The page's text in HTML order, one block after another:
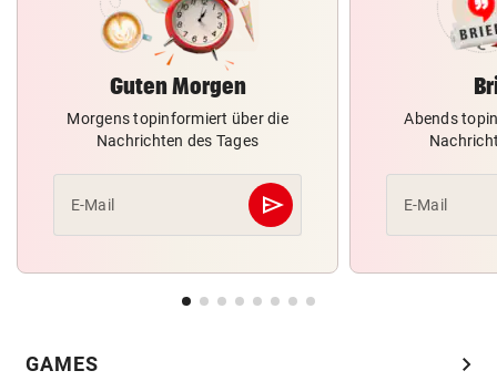
Guten Morgen
Morgens topinformiert über die
Nachrichten des Tages
E-Mail send
Abschicken
Abends
E-Mail
GAMES chevron_right